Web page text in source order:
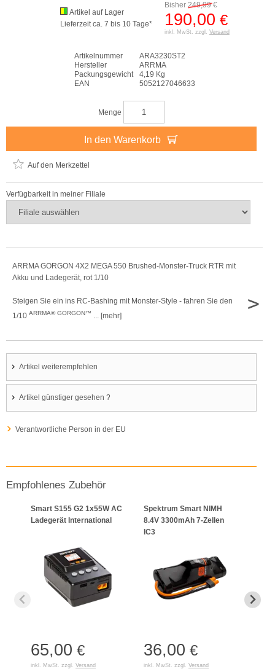
Bisher 249,99€
190,00 €
inkl. MwSt. zzgl. Versand
Artikel auf Lager
Lieferzeit ca. 7 bis 10 Tage*
Artikelnummer
ARA3230ST2
Hersteller
ARRMA
Packungsgewicht
4,19 Kg
EAN
5052127046633
Menge
In den Warenkorb
Auf den Merkzettel
Verfügbarkeit in meiner Filiale
ARRMA GORGON 4X2 MEGA 550 Brushed-Monster-Truck RTR mit
Akku und Ladegerät, rot 1/10
Steigen Sie ein ins RC-Bashing mit Monster-Style - fahren Sie den
1/10 ARRMA® GORGON™ ... [mehr]
>
Artikel weiterempfehlen
Artikel günstiger gesehen ?
Verantwortliche Person in der EU
Empfohlenes Zubehör
Smart S155 G2 1x55W AC
Ladegerät International
65,00 €
inkl. MwSt. zzgl. Versand
Spektrum Smart NIMH
8.4V 3300mAh 7-Zellen
IC3
36,00 €
inkl. MwSt. zzgl. Versand